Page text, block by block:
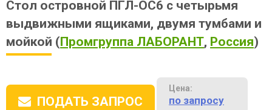
Стол островной ПГЛ-ОС6 с четырьмя
выдвижными ящиками, двумя тумбами и
мойкой (Промгруппа ЛАБОРАНТ, Россия)
ПОДАТЬ ЗАПРОС
Цена:
по запросу